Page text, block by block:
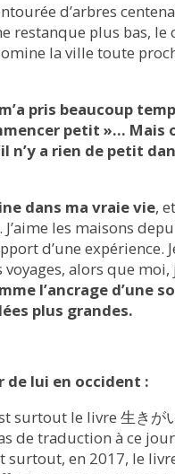
d’arbres
restanque plus bas, le
la ville toute
pris beaucoup
petit »… Mais
n’y a rien de petit
dans ma vraie vie,
les maisons
d’une expérience.
alors que moi,
l’ancrage d’une
plus grandes.
de lui en occident :
surtout le livre 生きが
de traduction à ce
surtout, en 2017, le